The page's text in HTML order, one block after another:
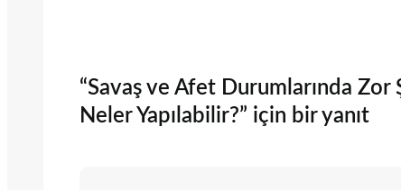
“Savaş ve Afet Durumlarında Zor
Neler Yapılabilir?” için bir yanıt